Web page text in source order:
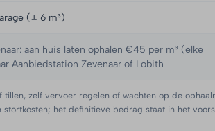
(± 6 m³)
aan huis laten ophalen €45 per m³ (elke
Aanbiedstation Zevenaar of Lobith
tillen, zelf vervoer regelen of wachten op de
stortkosten; het definitieve bedrag staat in het